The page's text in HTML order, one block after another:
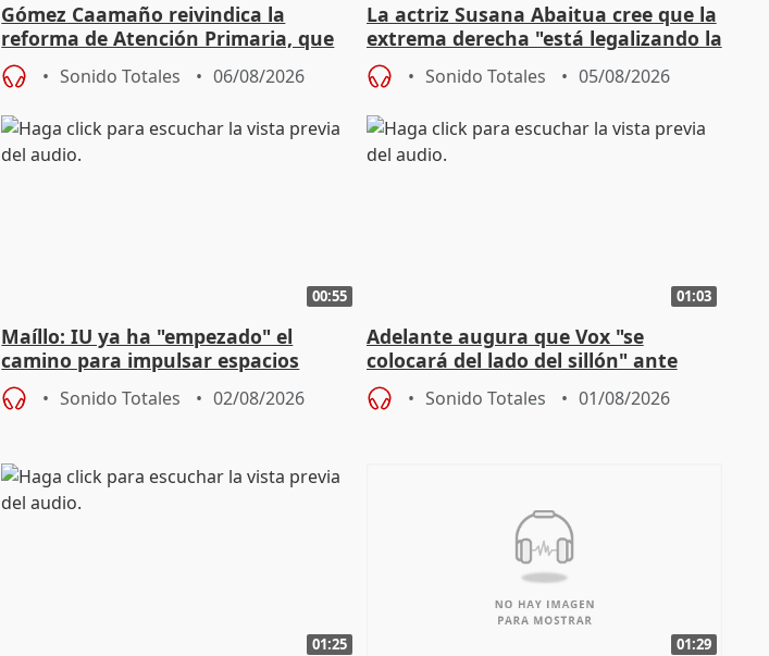
Gómez Caamaño reivindica la
reforma de Atención Primaria, que
reforzará la autogestión
Sonido Totales 06/08/2026
La actriz Susana Abaitua cree que la
extrema derecha "está legalizando la
homofobia"
Sonido Totales 05/08/2026
00:55
Maíllo: IU ya ha "empezado" el
camino para impulsar espacios
unitarios para las municipales
Sonido Totales 02/08/2026
01:03
Adelante augura que Vox "se
colocará del lado del sillón" ante
iniciativas de la oposición
Sonido Totales 01/08/2026
01:25 01:29